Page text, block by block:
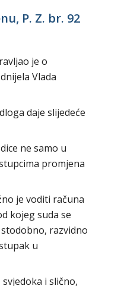
P. Z. br. 92
je o
Vlada
daje slijedeće
ne samo u
promjena
je voditi računa
kojeg suda se
razvidno
u
i slično,